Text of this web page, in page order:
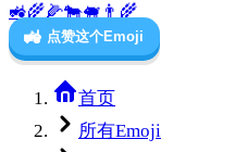
🚜🌾🌽🐄🐖 👨‍🌾
🚜 点赞这个Emoji
首页
所有Emoji